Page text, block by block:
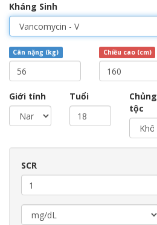
Kháng Sinh
Cân nặng (kg) Chiều cao (cm)
Giới tính Tuổi
Chủng
tộc
SCR